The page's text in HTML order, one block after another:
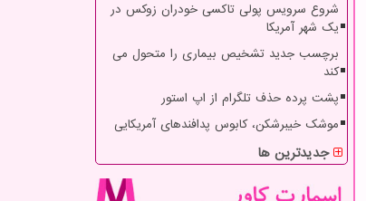
شروع سرویس پولی تاکسی خودران زوکس در
یک شهر آمریکا
برچسب جدید تشخیص بیماری را متحول می
کند
پشت پرده حذف تلگرام از اپ استور
موشک خیبرشکن، کابوس پدافندهای آمریکایی
جدیدترین ها